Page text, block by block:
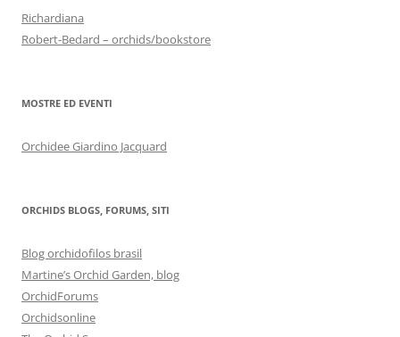
Richardiana
Robert-Bedard – orchids/bookstore
MOSTRE ED EVENTI
Orchidee Giardino Jacquard
ORCHIDS BLOGS, FORUMS, SITI
Blog orchidofilos brasil
Martine’s Orchid Garden, blog
OrchidForums
Orchidsonline